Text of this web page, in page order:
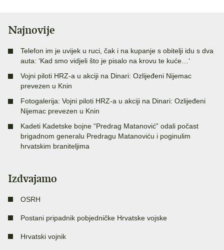
Najnovije
Telefon im je uvijek u ruci, čak i na kupanje s obitelji idu s dva
auta: ‘Kad smo vidjeli što je pisalo na krovu te kuće…‘
Vojni piloti HRZ-a u akciji na Dinari: Ozlijeđeni Nijemac
prevezen u Knin
Fotogalerija: Vojni piloti HRZ-a u akciji na Dinari: Ozlijeđeni
Nijemac prevezen u Knin
Kadeti Kadetske bojne “Predrag Matanović” odali počast
brigadnom generalu Predragu Matanoviću i poginulim
hrvatskim braniteljima
Izdvajamo
OSRH
Postani pripadnik pobjedničke Hrvatske vojske
Hrvatski vojnik